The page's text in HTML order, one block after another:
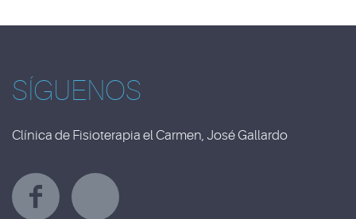
SÍGUENOS
Clínica de Fisioterapia el Carmen, José Gallardo